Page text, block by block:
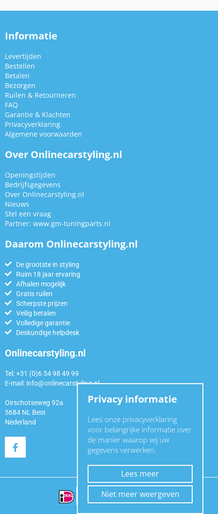
Informatie
Levertijden
Bestellen
Betalen
Bezorgen
Ruilen & Retourneren
FAQ
Garantie & Klachten
Privacyverklaring
Algemene voorwaarden
Over Onlinecarstyling.nl
Openingstijden
Bedrijfsgegevens
Over Onlinecarstyling.nl
Nieuws
Stel een vraag
Partner: www.gm-tuningparts.nl
Daarom Onlinecarstyling.nl
De grootste in styling
Ruim 18 jaar ervaring
Afhalen mogelijk
Gratis ruilen
Scherpste prijzen
Veilig betalen
Volledige garantie
Deskundige helpdesk
Onlinecarstyling.nl
Tel: +31 (0)6 54 98 49 99
E-mail: info@onlinecarstyling.nl
Oirschotseweg 92a
5684 NL Best
Nederland
Privacy informatie
Lees onze privacyverklaring
voor belangrijke informatie over
de manier waarop wij uw
gegevens verwerken.
Lees meer
Niet meer weergeven